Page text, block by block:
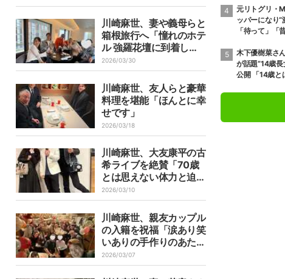
川崎麻世、妻や義母らと
箱根旅行へ「憧れのホテ
ル 強羅花壇に到着しま
した」
2026/03/30
川崎麻世、友人らと豪華
料理を堪能「ほんとに幸
せです」
2026/03/18
川崎麻世、大友康平の古
希ライブを絶賛「70歳
とは思えない体力と迫力
ある声量」
2026/03/10
川崎麻世、親友カップル
の入籍を祝福「涙あり笑
いありの手作りのあたた
かいパーティに」
2026/03/07
元リトグリ・
ッパーになり
「待って」「
木下優樹菜さ
が話題”14歳
公開 「14歳と